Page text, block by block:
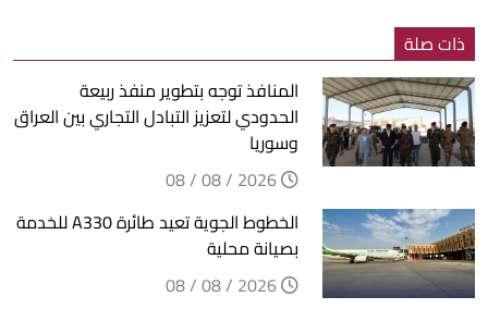
ذات صلة
المنافذ توجه بتطوير منفذ ربيعة
الحدودي لتعزيز التبادل التجاري بين العراق
وسوريا
الخطوط الجوية تعيد طائرة A330 للخدمة
بصيانة محلية